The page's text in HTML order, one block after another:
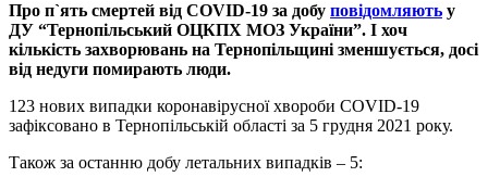
Про п`ять смертей від COVID-19 за добу повідомляють у
ДУ “Тернопільський ОЦКПХ МОЗ України”. І хоч
кількість захворювань на Тернопільщині зменшується, досі
від недуги помирають люди.
123 нових випадки коронавірусної хвороби COVID-19
зафіксовано в Тернопільській області за 5 грудня 2021 року.
Також за останню добу летальних випадків – 5: